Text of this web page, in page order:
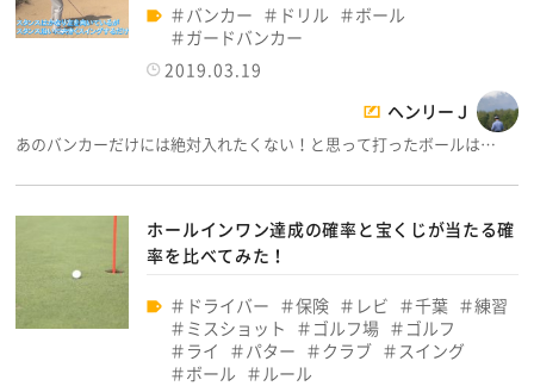
バンカー ドリル
ボール
ガードバンカー
2019.03.19
ヘンリーＪ
あのバンカーだけには絶対入れたくない！と思って打ったボールは…
ホールインワン達成の確率と宝くじが当たる確
率を比べてみた！
ドライバー 保険 レビ 千葉
練習
ミスショット
ゴルフ場
ゴルフ
ライ
パター クラブ
スイング
ボール
ルール